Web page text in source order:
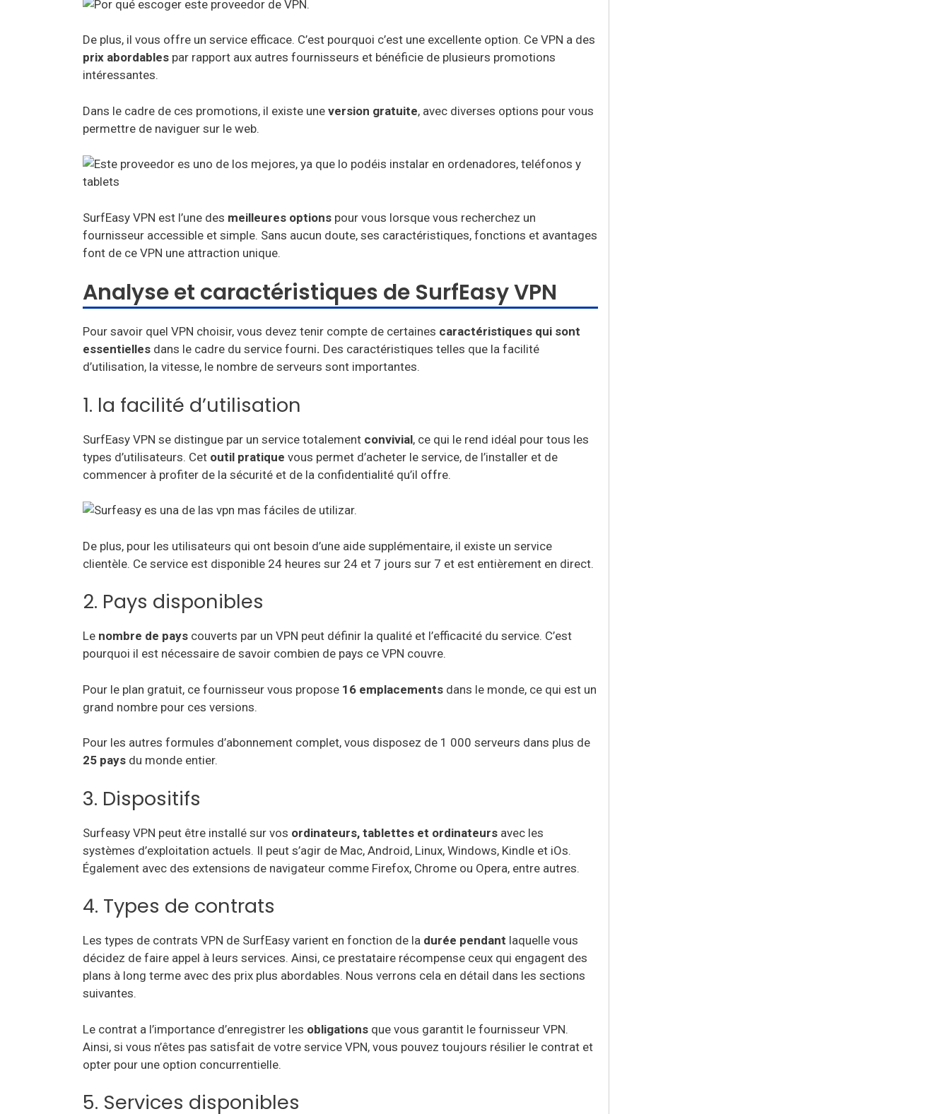
De plus, il vous offre un service efficace. C’est pourquoi c’est une excellente option. Ce VPN a des
prix abordables par rapport aux autres fournisseurs et bénéficie de plusieurs promotions
intéressantes.
Dans le cadre de ces promotions, il existe une version gratuite, avec diverses options pour vous
permettre de naviguer sur le web.
SurfEasy VPN est l’une des meilleures options pour vous lorsque vous recherchez un
fournisseur accessible et simple. Sans aucun doute, ses caractéristiques, fonctions et avantages
font de ce VPN une attraction unique.
Analyse et caractéristiques de SurfEasy VPN
Pour savoir quel VPN choisir, vous devez tenir compte de certaines caractéristiques qui sont
essentielles dans le cadre du service fourni. Des caractéristiques telles que la facilité
d’utilisation, la vitesse, le nombre de serveurs sont importantes.
1. la facilité d’utilisation
SurfEasy VPN se distingue par un service totalement convivial, ce qui le rend idéal pour tous les
types d’utilisateurs. Cet outil pratique vous permet d’acheter le service, de l’installer et de
commencer à profiter de la sécurité et de la confidentialité qu’il offre.
De plus, pour les utilisateurs qui ont besoin d’une aide supplémentaire, il existe un service
clientèle. Ce service est disponible 24 heures sur 24 et 7 jours sur 7 et est entièrement en direct.
2. Pays disponibles
Le nombre de pays couverts par un VPN peut définir la qualité et l’efficacité du service. C’est
pourquoi il est nécessaire de savoir combien de pays ce VPN couvre.
Pour le plan gratuit, ce fournisseur vous propose 16 emplacements dans le monde, ce qui est un
grand nombre pour ces versions.
Pour les autres formules d’abonnement complet, vous disposez de 1 000 serveurs dans plus de
25 pays du monde entier.
3. Dispositifs
Surfeasy VPN peut être installé sur vos ordinateurs, tablettes et ordinateurs avec les
systèmes d’exploitation actuels. Il peut s’agir de Mac, Android, Linux, Windows, Kindle et iOs.
Également avec des extensions de navigateur comme Firefox, Chrome ou Opera, entre autres.
4. Types de contrats
Les types de contrats VPN de SurfEasy varient en fonction de la durée pendant laquelle vous
décidez de faire appel à leurs services. Ainsi, ce prestataire récompense ceux qui engagent des
plans à long terme avec des prix plus abordables. Nous verrons cela en détail dans les sections
suivantes.
Le contrat a l’importance d’enregistrer les obligations que vous garantit le fournisseur VPN.
Ainsi, si vous n’êtes pas satisfait de votre service VPN, vous pouvez toujours résilier le contrat et
opter pour une option concurrentielle.
5. Services disponibles